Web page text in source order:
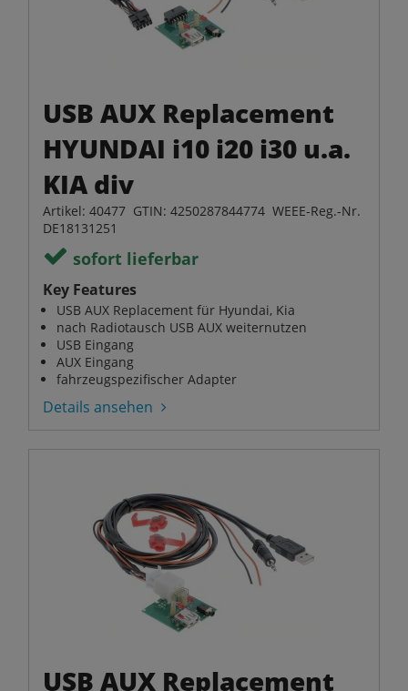
USB AUX Replacement
HYUNDAI i10 i20 i30 u.a.
KIA div
Artikel: 40477 GTIN: 4250287844774 WEEE-Reg.-Nr.
DE18131251
sofort lieferbar
Key Features
USB AUX Replacement für Hyundai, Kia
nach Radiotausch USB AUX weiternutzen
USB Eingang
AUX Eingang
fahrzeugspezifischer Adapter
Details ansehen
USB AUX Replacement